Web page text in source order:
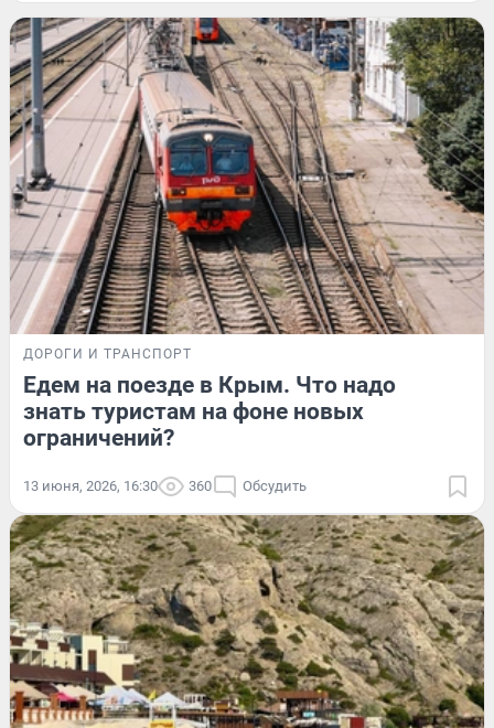
ДОРОГИ И ТРАНСПОРТ
Едем на поезде в Крым. Что надо
знать туристам на фоне новых
ограничений?
13 июня, 2026, 16:30 360 Обсудить